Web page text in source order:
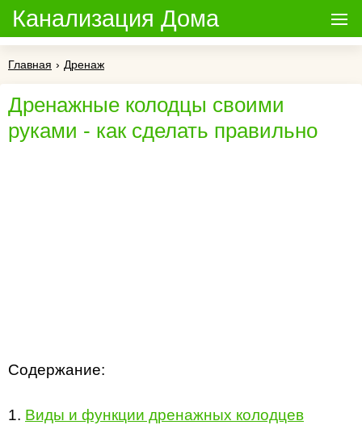
Канализация Дома
Главная › Дренаж
Дренажные колодцы своими
руками - как сделать правильно
Содержание:
1. Виды и функции дренажных колодцев